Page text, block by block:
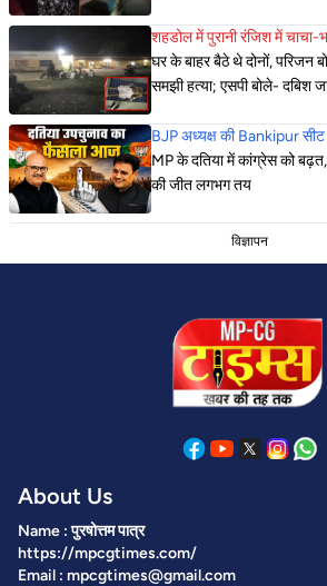
शहडोल में पुरानी रंजिश में चाचा-
घर के बाहर बैठे थे दोनों, परिजन
समझी हत्या; एसपी बोले- दबिश
BJP अध्यक्ष की Bankipur
MP के दतिया में कांग्रेस को
की जीत लगभग तय
विज्ञापन
About Us
Name : पुरषोत्तम पात्र
https://mpcgtimes.com/
Email : mpcgtimes@gmail.com